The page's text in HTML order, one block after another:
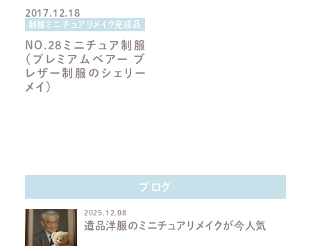
2017.12.18
制服ミニチュアリメイク完成品
NO.28ミニチュア制服
（プレミアムベアー ブ
レザー制服のシェリー
メイ）
ブログ
2025.12.08
遺品洋服のミニチュアリメイクが今人気